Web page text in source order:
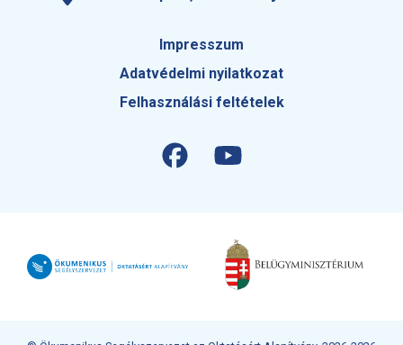
Impresszum
Adatvédelmi nyilatkozat
Felhasználási feltételek